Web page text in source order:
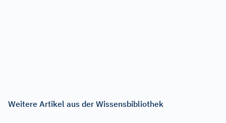
Weitere Artikel aus der Wissensbibliothek